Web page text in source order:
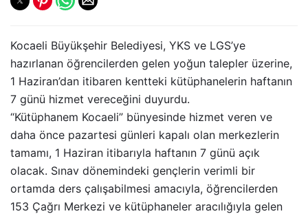
Kocaeli Büyükşehir Belediyesi, YKS ve LGS’ye
hazırlanan öğrencilerden gelen yoğun talepler üzerine,
1 Haziran’dan itibaren kentteki kütüphanelerin haftanın
7 günü hizmet vereceğini duyurdu.
“Kütüphanem Kocaeli” bünyesinde hizmet veren ve
daha önce pazartesi günleri kapalı olan merkezlerin
tamamı, 1 Haziran itibarıyla haftanın 7 günü açık
olacak. Sınav dönemindeki gençlerin verimli bir
ortamda ders çalışabilmesi amacıyla, öğrencilerden
153 Çağrı Merkezi ve kütüphaneler aracılığıyla gelen